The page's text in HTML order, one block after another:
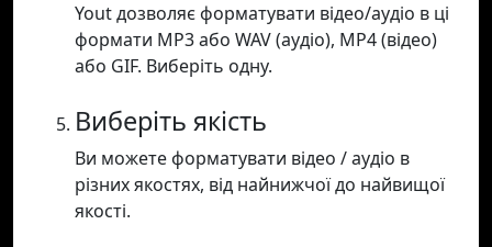
Yout дозволяє форматувати відео/аудіо в ці
формати MP3 або WAV (аудіо), MP4 (відео)
або GIF. Виберіть одну.
Виберіть якість
Ви можете форматувати відео / аудіо в
різних якостях, від найнижчої до найвищої
якості.